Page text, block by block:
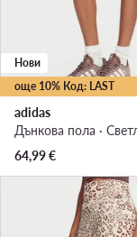
още 10% Код: LAST
Нови
adidas
64,99€